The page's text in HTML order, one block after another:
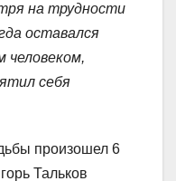
на трудности
оставался
человеком,
себя
произошел 6
Тальков